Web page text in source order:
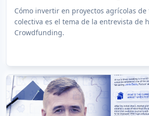
Cómo invertir en proyectos agrícolas de
colectiva es el tema de la entrevista de
Crowdfunding.